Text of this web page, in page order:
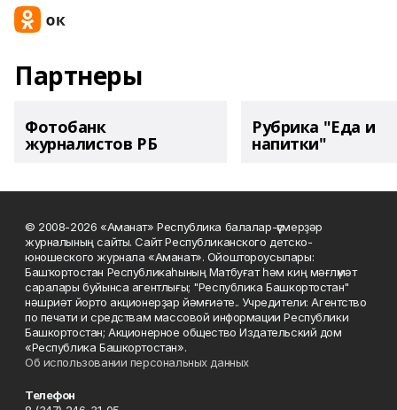
Партнеры
Фотобанк
журналистов РБ
Рубрика "Еда и
напитки"
© 2008-2026 «Аманат» Республика балалар-үҫмерҙәр
журналының сайты. Сайт Республиканского детско-
юношеского журнала «Аманат». Ойоштороусылары:
Башҡортостан Республикаһының Матбуғат һәм киң мәғлүмәт
саралары буйынса агентлығы; "Республика Башкортостан"
нәшриәт йорто акционерҙар йәмғиәте.. Учредители: Агентство
по печати и средствам массовой информации Республики
Башкортостан; Акционерное общество Издательский дом
«Республика Башкортостан».
Об использовании персональных данных
Телефон